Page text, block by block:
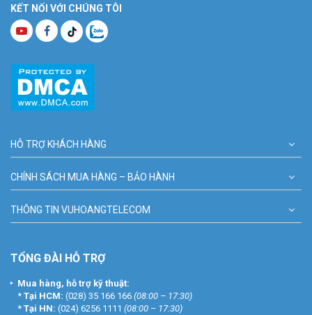
KẾT NỐI VỚI CHÚNG TÔI
HỖ TRỢ KHÁCH HÀNG
CHÍNH SÁCH MUA HÀNG – BẢO HÀNH
THÔNG TIN VUHOANGTELECOM
TỔNG ĐÀI HỖ TRỢ
Mua hàng, hỗ trợ kỹ thuật:
* Tại HCM: (028) 35 166 166 (08:00 – 17:30)
* Tại HN: (024) 6256 1111 (08:00 – 17:30)